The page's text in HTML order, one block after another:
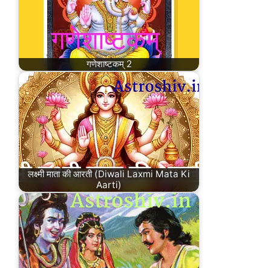
गणेशाष्टकम् 2
लक्ष्मी माता की आरती (Diwali Laxmi Mata Ki
Aarti)